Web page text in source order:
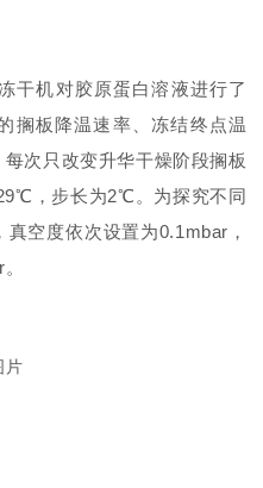
干机对胶原蛋白溶液进行了
搁板降温速率、冻结终点温
次只改变升华干燥阶段搁板
℃，步长为2℃。为探究不同
真空度依次设置为0.1mbar ，
。